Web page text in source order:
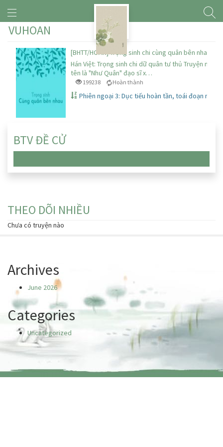
VUHOAN
[BHTT/HOÀN] Trọng sinh chi cùng quân bên nhau –
Hán Việt: Trọng sinh chi dữ quân tư thủ Truyện này
tên là "Như Quân" đạo sĩ x…
199238 Hoàn thành
Phiên ngoại 3: Dục tiếu hoàn tần, toái đoạn nhân
BTV ĐỀ CỬ
THEO DÕI NHIỀU
Chưa có truyện nào
Archives
June 2026
Categories
Uncategorized